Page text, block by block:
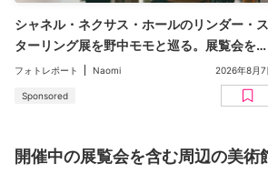
シャネル・ネクサス・ホールのリンダー・ス
ターリング展を野中モモと巡る。展覧会を深
く味わうギャラリーツアーをレポート
フォトレポート Naomi 2026年8月7
Sponsored
開催中の展覧会を含む周辺の美術